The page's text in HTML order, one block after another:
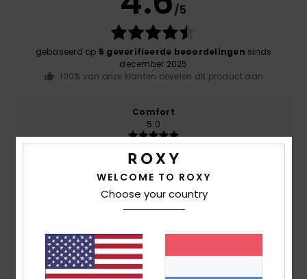
/5
gebaseerd op 5 geverifieerde beoordelingen sinds
december 2025
100% van onze klanten bevelen dit product aan
Comfort
5.0
Prijs-kwaliteitverhouding
4.8
Te klein Te groot
NaN
WELCOME TO ROXY
Choose your country